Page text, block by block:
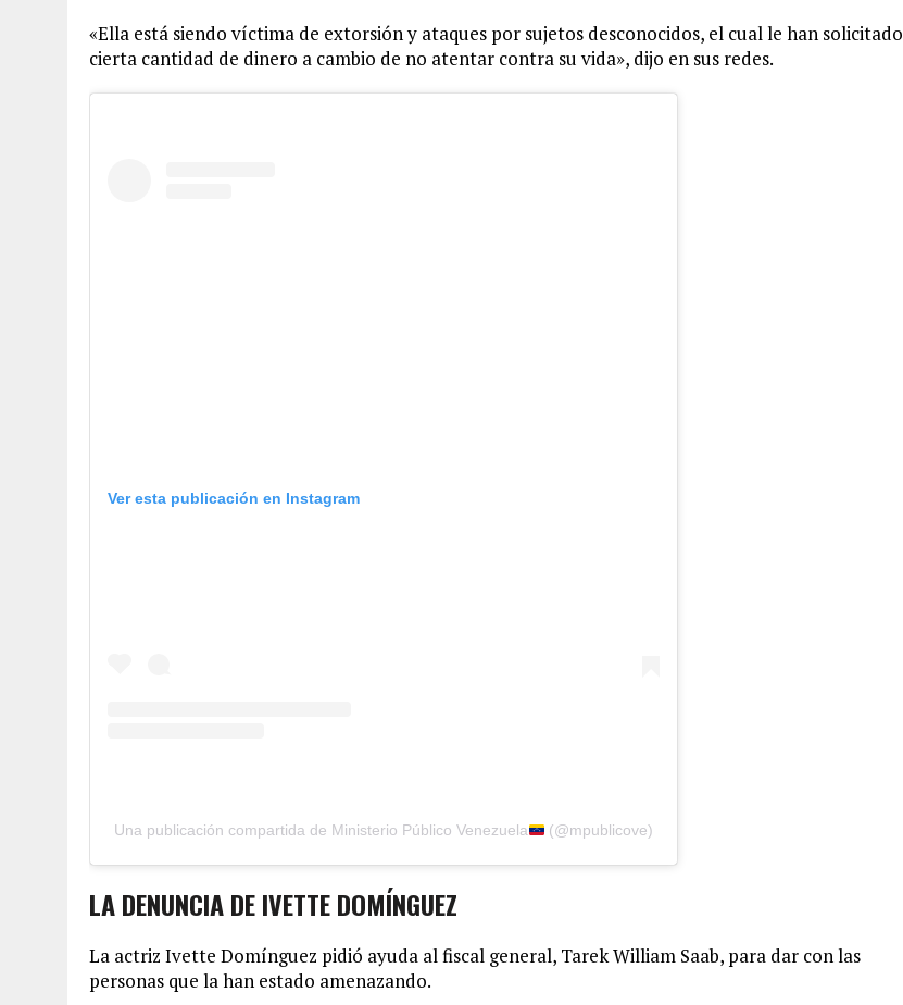
«Ella está siendo víctima de extorsión y ataques por sujetos desconocidos, el cual le han solicitado
cierta cantidad de dinero a cambio de no atentar contra su vida», dijo en sus redes.
Ver esta publicación en Instagram
Una publicación compartida de Ministerio Público Venezuela (@mpublicove)
LA DENUNCIA DE IVETTE DOMÍNGUEZ
La actriz Ivette Domínguez pidió ayuda al fiscal general, Tarek William Saab, para dar con las
personas que la han estado amenazando.